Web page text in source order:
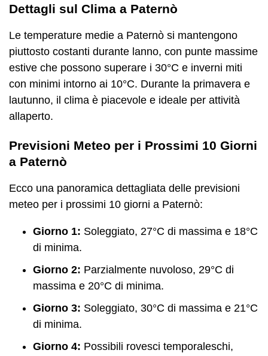
Dettagli sul Clima a Paternò
Le temperature medie a Paternò si mantengono
piuttosto costanti durante lanno, con punte massime
estive che possono superare i 30°C e inverni miti
con minimi intorno ai 10°C. Durante la primavera e
lautunno, il clima è piacevole e ideale per attività
allaperto.
Previsioni Meteo per i Prossimi 10 Giorni
a Paternò
Ecco una panoramica dettagliata delle previsioni
meteo per i prossimi 10 giorni a Paternò:
Giorno 1: Soleggiato, 27°C di massima e 18°C
di minima.
Giorno 2: Parzialmente nuvoloso, 29°C di
massima e 20°C di minima.
Giorno 3: Soleggiato, 30°C di massima e 21°C
di minima.
Giorno 4: Possibili rovesci temporaleschi,